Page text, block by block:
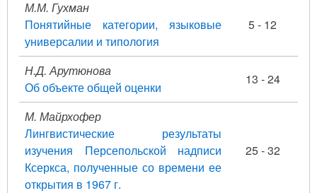
М.М. Гухман
Понятийные категории, языковые
универсалии и типология
5 - 12
Н.Д. Арутюнова
Об объекте общей оценки
13 - 24
М. Майрхофер
Лингвистические результаты
изучения Персепольской надписи
Ксеркса, полученные со времени ее
открытия в 1967 г.
25 - 32